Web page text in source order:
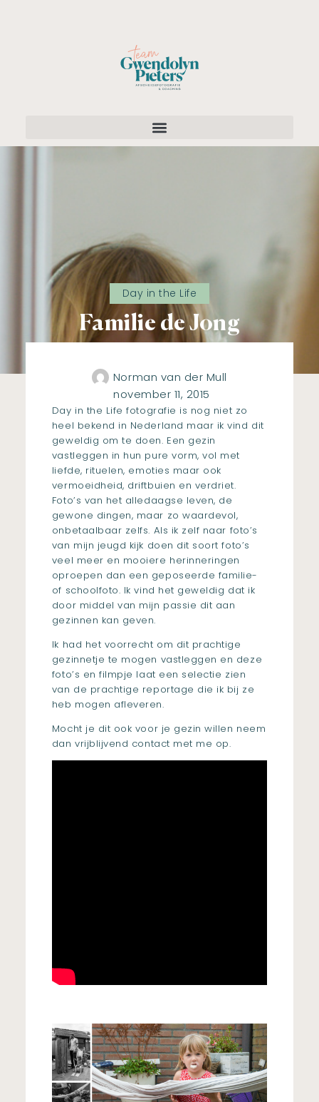
Day in the Life
Familie de Jong
Norman van der Mull
november 11, 2015
Day in the Life fotografie is nog niet zo
heel bekend in Nederland maar ik vind dit
geweldig om te doen. Een gezin
vastleggen in hun pure vorm, vol met
liefde, rituelen, emoties maar ook
vermoeidheid, driftbuien en verdriet.
Foto’s van het alledaagse leven, de
gewone dingen, maar zo waardevol,
onbetaalbaar zelfs. Als ik zelf naar foto’s
van mijn jeugd kijk doen dit soort foto’s
veel meer en mooiere herinneringen
oproepen dan een geposeerde familie-
of schoolfoto. Ik vind het geweldig dat ik
door middel van mijn passie dit aan
gezinnen kan geven.
Ik had het voorrecht om dit prachtige
gezinnetje te mogen vastleggen en deze
foto’s en filmpje laat een selectie zien
van de prachtige reportage die ik bij ze
heb mogen afleveren.
Mocht je dit ook voor je gezin willen neem
dan vrijblijvend contact met me op.